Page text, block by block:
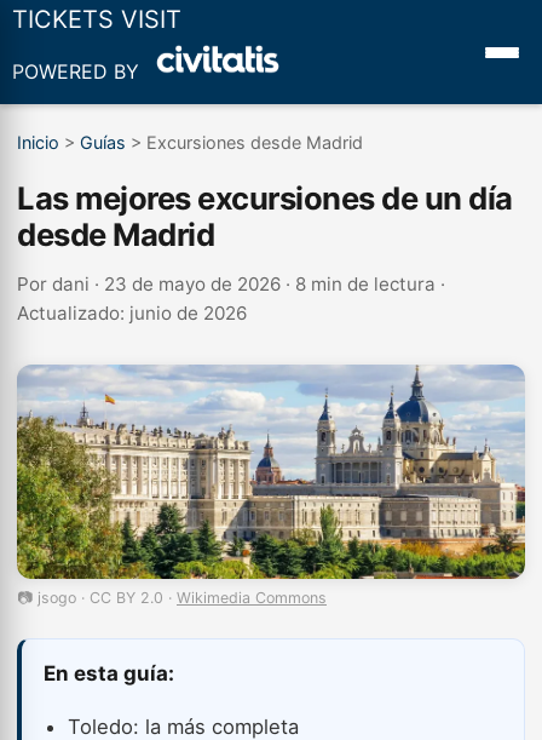
TICKETS VISIT
POWERED BY
Inicio > Guías > Excursiones desde Madrid
Las mejores excursiones de un día
desde Madrid
Por dani · 23 de mayo de 2026 · 8 min de lectura ·
Actualizado: junio de 2026
📷 jsogo · CC BY 2.0 · Wikimedia Commons
En esta guía:
Toledo: la más completa